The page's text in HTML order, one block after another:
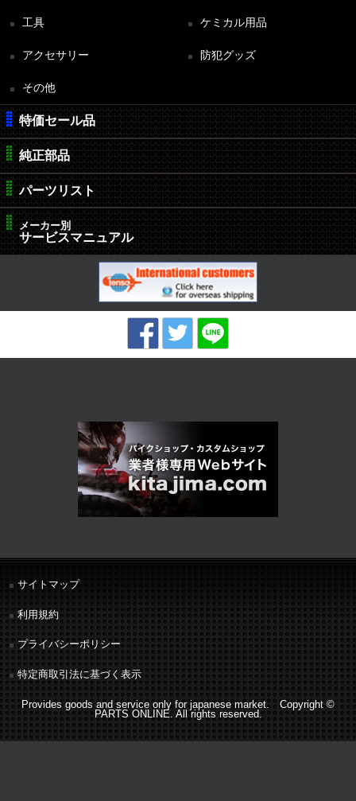
工具 ケミカル用品
アクセサリー 防犯グッズ
その他
特価セール品
純正部品
パーツリスト
メーカー別
サービスマニュアル
サイトマップ
利用規約
プライバシーポリシー
特定商取引法に基づく表示
Provides goods and service only for japanese market. Copyright ©
PARTS ONLINE. All rights reserved.